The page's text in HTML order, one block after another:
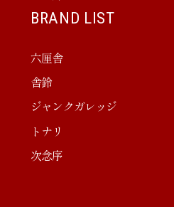
BRAND LIST
六厘舎
舎鈴
ジャンクガレッジ
トナリ
次念序